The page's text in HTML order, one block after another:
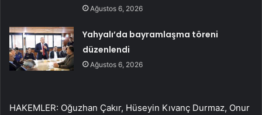
Ağustos 6, 2026
Yahyalı’da bayramlaşma töreni
düzenlendi
Ağustos 6, 2026
HAKEMLER: Oğuzhan Çakır, Hüseyin Kıvanç Durmaz, Onur